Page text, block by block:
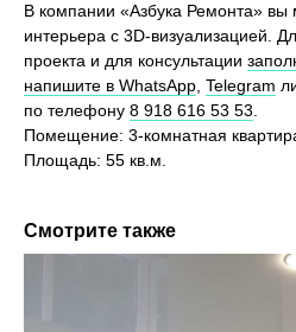
В компании «Азбука Ремонта» вы
интерьера c 3D-визуализацией.
проекта и для консультации
напишите в WhatsApp, Telegram
по телефону 8 918 616 53 53.
Помещение: 3-комнатная
Площадь: 55 кв.м.
Смотрите также